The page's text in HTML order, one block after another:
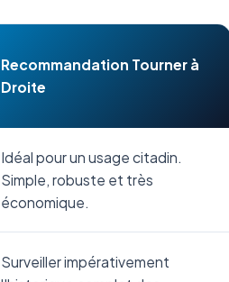
Recommandation Tourner à
Droite
Idéal pour un usage citadin.
Simple, robuste et très
économique.
Surveiller impérativement